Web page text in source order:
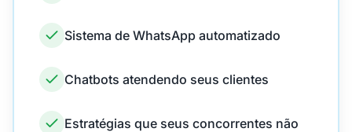
Sistema de WhatsApp automatizado
Chatbots atendendo seus clientes
Estratégias que seus concorrentes não